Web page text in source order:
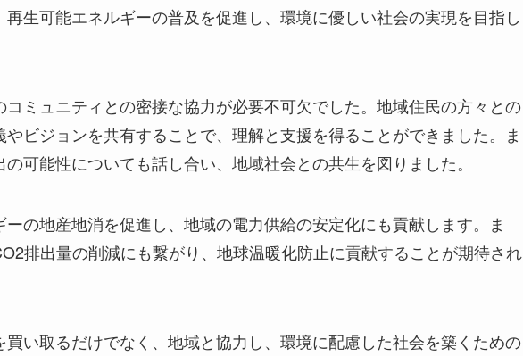
生可能エネルギーの普及を促進し、環境に優しい社会の実現を目指し
ミュニティとの密接な協力が必要不可欠でした。地域住民の方々との
ビジョンを共有することで、理解と支援を得ることができました。ま
可能性についても話し合い、地域社会との共生を図りました。
の地産地消を促進し、地域の電力供給の安定化にも貢献します。ま
排出量の削減にも繋がり、地球温暖化防止に貢献することが期待され
い取るだけでなく、地域と協力し、環境に配慮した社会を築くための